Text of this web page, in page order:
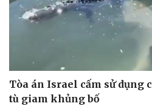
Tòa án Israel cấm sử dụng
tù giam khủng bố